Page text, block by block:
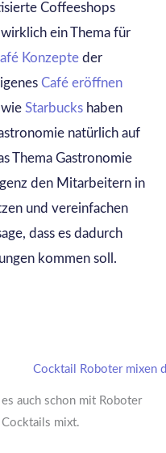
Coffeeshops
ein Thema für
Konzepteder
Café eröffnen
Starbucks haben
natürlich auf
Thema Gastronomie
den Mitarbeitern in
und vereinfachen
dass es dadurch
kommen soll.
auch schon mit Roboter
mixt.